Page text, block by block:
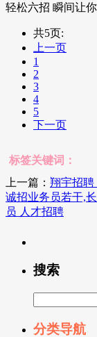
轻松六招 瞬间让
共5页:
上一页
1
2
3
4
5
下一页
标签关键词：
上一篇： 翔宇招聘
诚招业务员若干,
员 人才招聘
搜索
分类导航